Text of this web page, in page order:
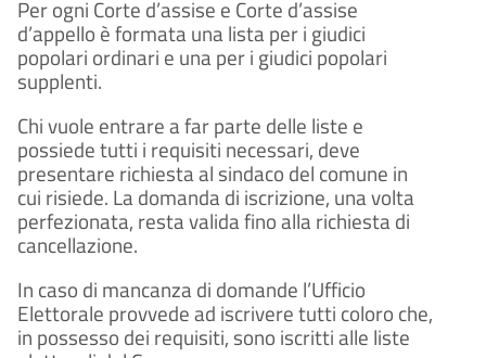
Per ogni Corte d’assise e Corte d’assise
d’appello è formata una lista per i giudici
popolari ordinari e una per i giudici popolari
supplenti.
Chi vuole entrare a far parte delle liste e
possiede tutti i requisiti necessari, deve
presentare richiesta al sindaco del comune in
cui risiede. La domanda di iscrizione, una volta
perfezionata, resta valida fino alla richiesta di
cancellazione.
In caso di mancanza di domande l’Ufficio
Elettorale provvede ad iscrivere tutti coloro che,
in possesso dei requisiti, sono iscritti alle liste